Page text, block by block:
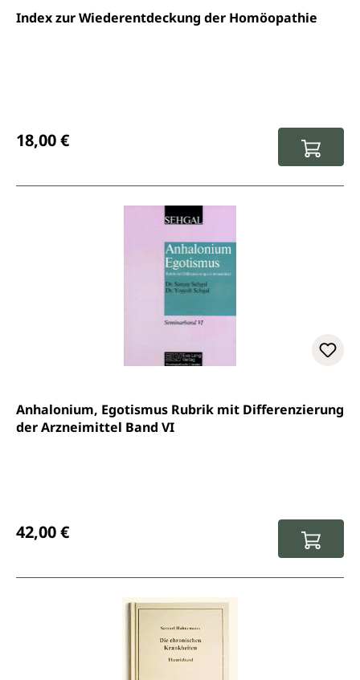
Index zur Wiederentdeckung der Homöopathie
18,00 €
Anhalonium, Egotismus Rubrik mit Differenzierung
der Arzneimittel Band VI
42,00 €